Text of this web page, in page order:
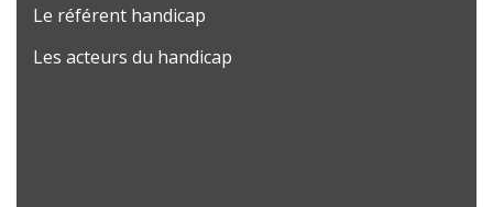
Le référent handicap
Les acteurs du handicap